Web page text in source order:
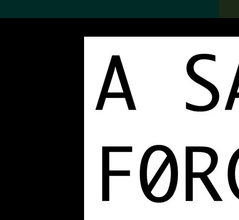
搜索M+藏品 Search
19,052个结果
关于M+藏品
探索世界顶级的二十及二十